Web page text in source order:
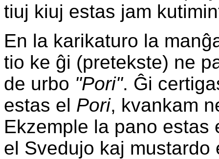
tiuj kiuj estas jam
En la karikaturo la
tio ke ĝi (pretekste) ne
de urbo "Pori". Ĝi
estas el Pori, kvankam
Ekzemple la pano estas
el Svedujo kaj